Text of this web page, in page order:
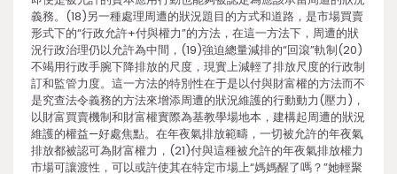
義務。(18)另一種處理周遭的狀況題目的方式和道路，是市場買賣
形式下的“行政允許+付與權力”的方法，在這一方法下，周遭的狀
況行政治理仍以允許為中間，(19)強迫總量減排的“回滾”軌制(20)
不竭用行政手腕下降排放的尺度，現實上減輕了排放尺度的行政制
訂和監管力度。這一方法的特別性在于是以付與財富權的方法而不
是究查法令義務的方法來增添周遭的狀況維護的行動動力(壓力)，
以財富買賣機制和財富權實際為基教學場地本，建構起周遭的狀況
維護的權益—好處焦點。在年夜氣排放範疇，一切被允許的年夜氣
排放都被認可為財富權力，(21)付與這種被允許的年夜氣排放權力
市場可讓渡性，可以或許使其在特定市場上“媽媽醒了嗎？”她輕聚